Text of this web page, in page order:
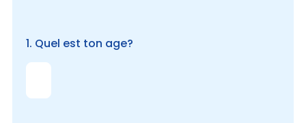
1. Quel est ton age?